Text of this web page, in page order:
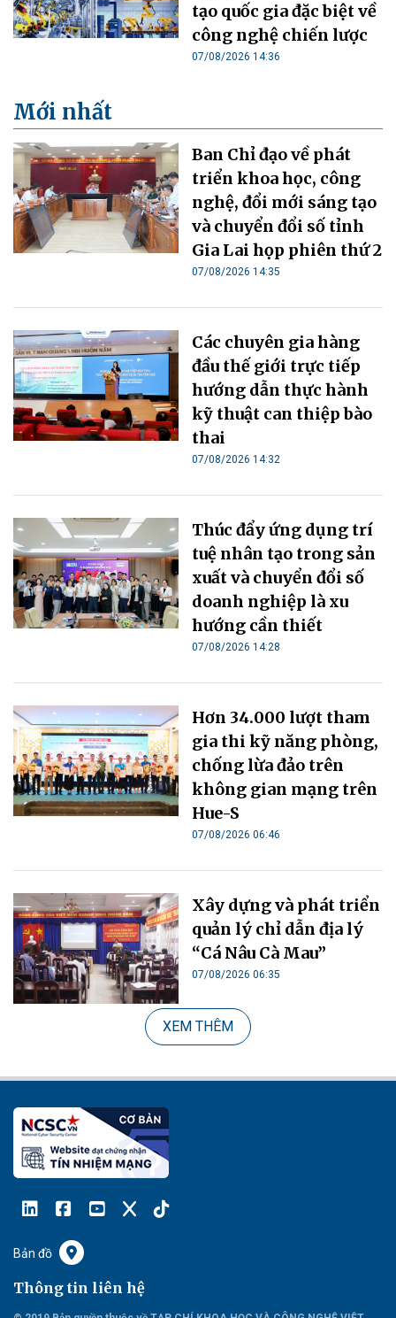
tạo quốc gia đặc biệt về
công nghệ chiến lược
07/08/2026 14:36
Mới nhất
Ban Chỉ đạo về phát
triển khoa học, công
nghệ, đổi mới sáng tạo
và chuyển đổi số tỉnh
Gia Lai họp phiên thứ 2
07/08/2026 14:35
Các chuyên gia hàng
đầu thế giới trực tiếp
hướng dẫn thực hành
kỹ thuật can thiệp bào
thai
07/08/2026 14:32
Thúc đẩy ứng dụng trí
tuệ nhân tạo trong sản
xuất và chuyển đổi số
doanh nghiệp là xu
hướng cần thiết
07/08/2026 14:28
Hơn 34.000 lượt tham
gia thi kỹ năng phòng,
chống lừa đảo trên
không gian mạng trên
Hue-S
07/08/2026 06:46
Xây dựng và phát triển
quản lý chỉ dẫn địa lý
“Cá Nâu Cà Mau”
07/08/2026 06:35
XEM THÊM
Bản đồ
Thông tin liên hệ